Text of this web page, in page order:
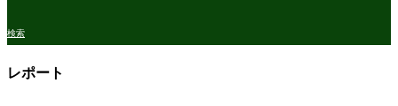
検索
レポート